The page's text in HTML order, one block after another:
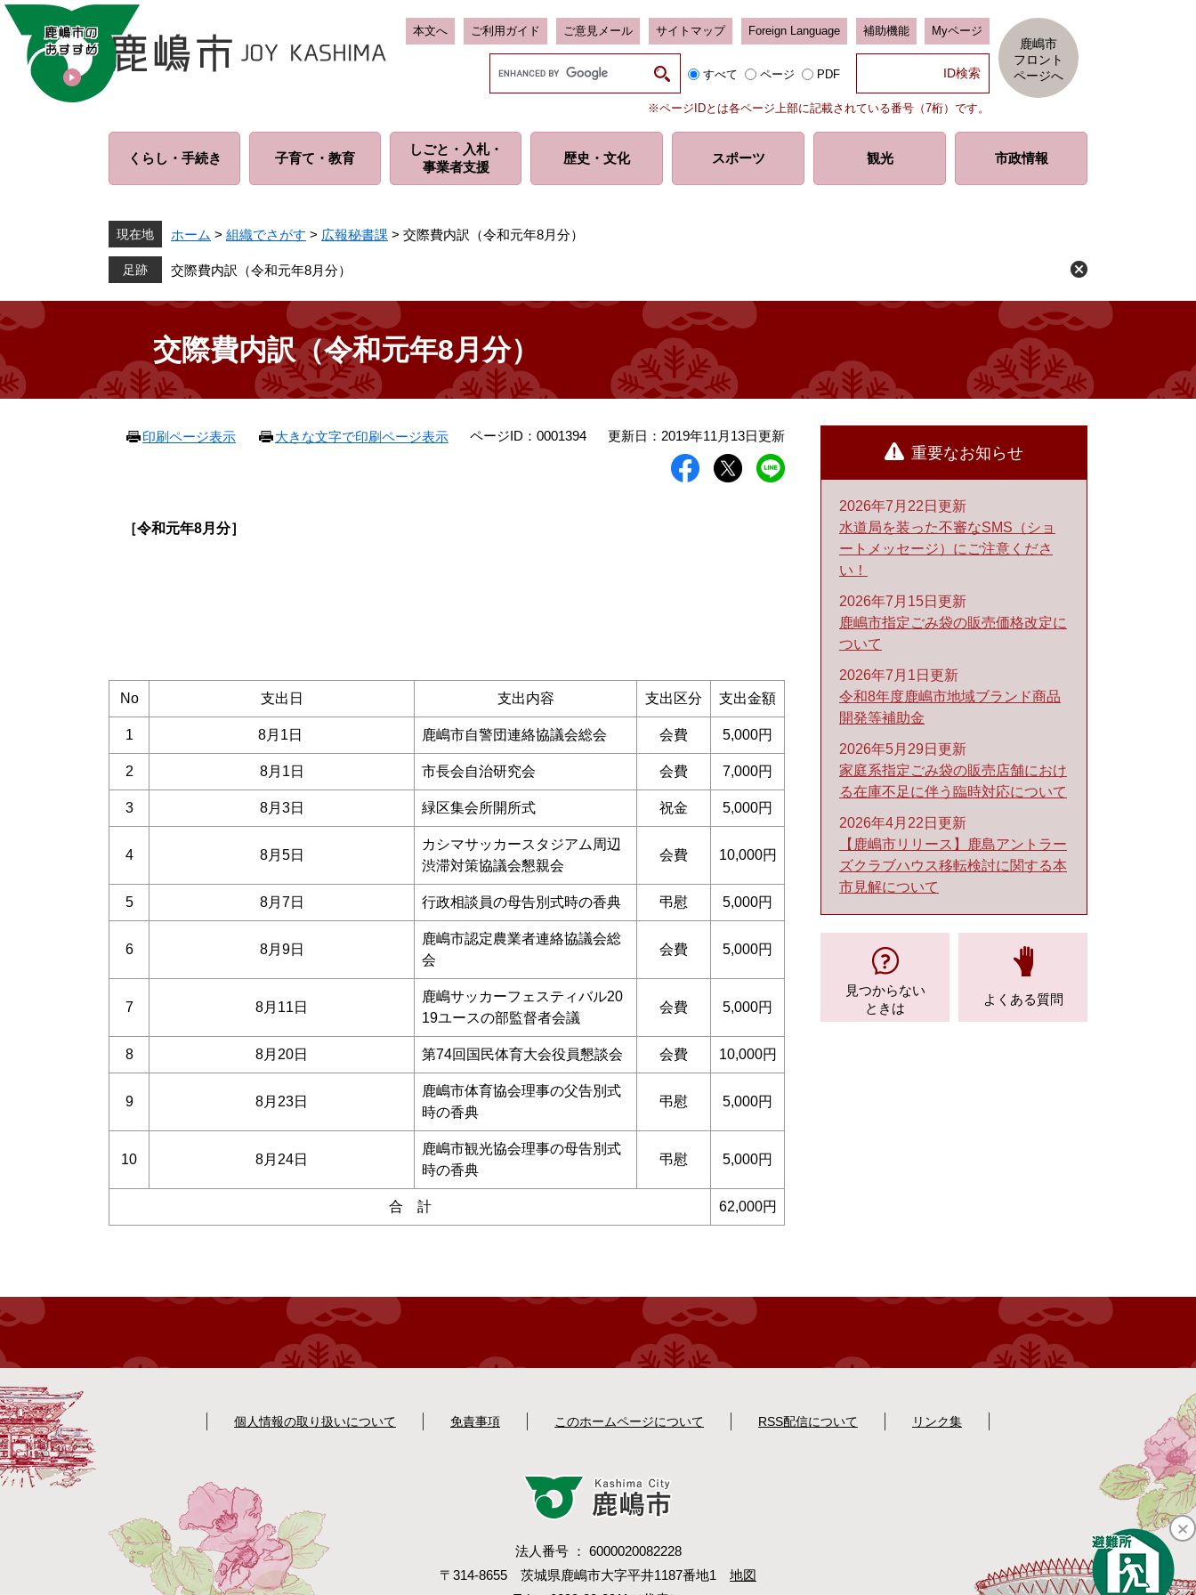
ペ
メ
本文へ ご利用ガイド ご意見メール サイトマップ Foreign Language 補助機能 Myページ
ム
すべて ページ PDF
※ページIDとは各ページ上部に記載されている番号（7桁）です。
鹿嶋市
フロント
ページへ
くらし・ 手続き 子育て・ 教育
しごと・入札・
事業者支援
歴史・ 文化 スポーツ 観光 市政情報
現在地 ホーム > 組織でさがす > 広報秘書課 > 交際費内訳（令和元年8月分）
交際費内訳（令和元年8月分）
交際費内訳（令和元年8月分）
印刷ページ表示 大きな文字で印刷ページ表示 ページID：0001394 更新日：2019年11月13日更新
［令和元年8月分］
No 支出日 支出内容 支出区分 支出金額
1 8月1日 鹿嶋市自警団連絡協議会総会 会費 5,000円
2 8月1日 市長会自治研究会 会費 7,000円
3 8月3日 緑区集会所開所式 祝金 5,000円
4 8月5日
カシマサッカースタジアム周辺
渋滞対策協議会懇親会
会費 10,000円
5 8月7日 行政相談員の母告別式時の香典 弔慰 5,000円
6 8月9日
鹿嶋市認定農業者連絡協議会総
会
会費 5,000円
7 8月11日
鹿嶋サッカーフェスティバル20
19ユースの部監督者会議
会費 5,000円
8 8月20日 第74回国民体育大会役員懇談会 会費 10,000円
9 8月23日
鹿嶋市体育協会理事の父告別式
時の香典
弔慰 5,000円
10 8月24日
鹿嶋市観光協会理事の母告別式
時の香典
弔慰 5,000円
合 計 62,000円
重要なお知らせ
2026年7月22日更新
水道局を装った不審なSMS（ショ
ートメッセージ）にご注意くださ
い！
2026年7月15日更新
鹿嶋市指定ごみ袋の販売価格改定に
ついて
2026年7月1日更新
令和8年度鹿嶋市地域ブランド商品
開発等補助金
2026年5月29日更新
家庭系指定ごみ袋の販売店舗におけ
る在庫不足に伴う臨時対応について
2026年4月22日更新
【鹿嶋市リリース】鹿島アントラー
ズクラブハウス移転検討に関する本
市見解について
見つからない
ときは
よくある質問
個人情報の取り扱いについて 免責事項 このホームページについて RSS配信について リンク集
法人番号 ： 6000020082228
〒314-8655 茨城県鹿嶋市大字平井1187番地1 地図